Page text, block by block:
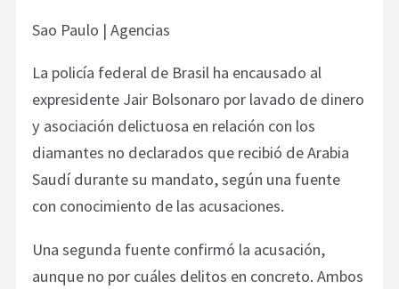
Sao Paulo | Agencias
La policía federal de Brasil ha encausado al
expresidente Jair Bolsonaro por lavado de dinero
y asociación delictuosa en relación con los
diamantes no declarados que recibió de Arabia
Saudí durante su mandato, según una fuente
con conocimiento de las acusaciones.
Una segunda fuente confirmó la acusación,
aunque no por cuáles delitos en concreto. Ambos